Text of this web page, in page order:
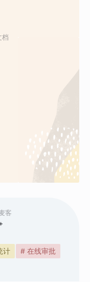
客
计
# 在线审批
档